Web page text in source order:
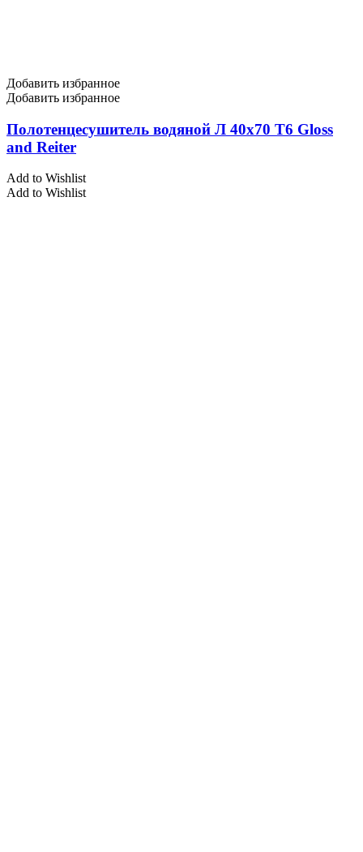
Добавить избранное
Добавить избранное
Полотенцесушитель водяной Л 40х70 Т6 Gloss
and Reiter
Add to Wishlist
Add to Wishlist